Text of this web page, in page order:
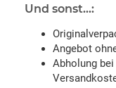
Und sonst...:
Angebot
Abholung